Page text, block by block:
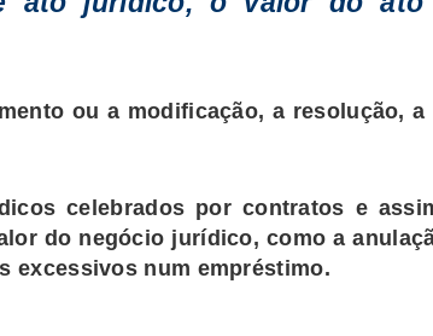
ou a modificação, a resolução,
celebrados por contratos e
do negócio jurídico, como a
excessivos num empréstimo.